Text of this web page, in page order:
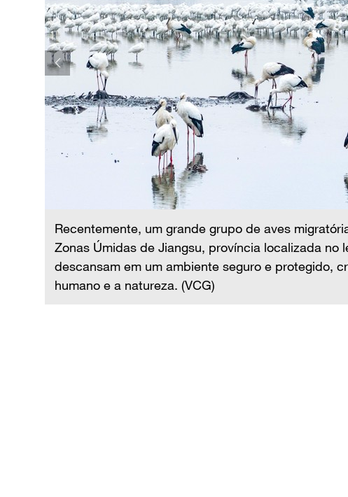
Recentemente, um grande grupo de aves
Zonas Úmidas de Jiangsu, província localizada no
descansam em um ambiente seguro e protegido,
humano e a natureza. (VCG)